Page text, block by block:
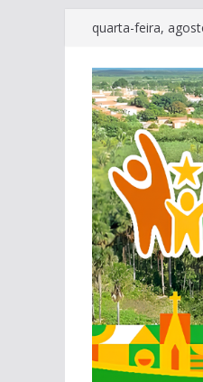
Pular
conteúdo
quarta-feira,